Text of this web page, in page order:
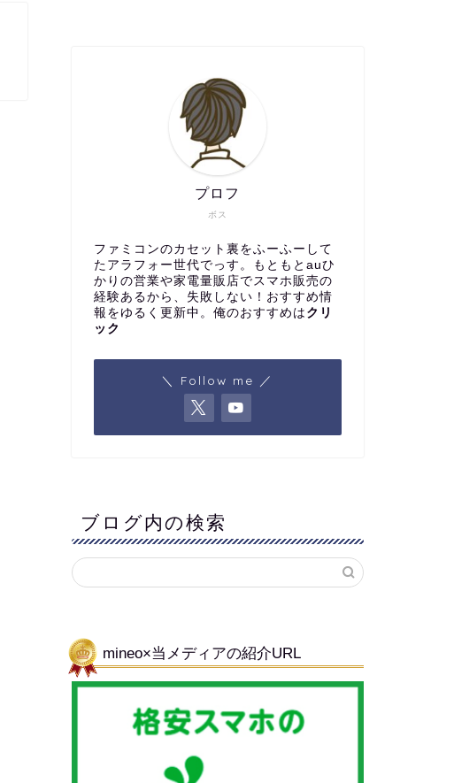
ボス
プロフ
ファミコンのカセット裏をふーふーして
たアラフォー世代でっす。もともとauひ
かりの営業や家電量販店でスマホ販売の
経験あるから、失敗しない！おすすめ情
報をゆるく更新中。俺のおすすめは クリ
ック
＼ Follow me ／
ブログ内の検索
mineo×当メディアの紹介URL